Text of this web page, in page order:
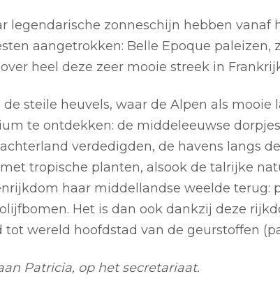
legendarische zonneschijn hebben vanaf
aangetrokken: Belle Epoque paleizen,
heel deze zeer mooie streek in
steile heuvels, waar de Alpen als mooie
te ontdekken: de middeleeuwse
verdedigden, de havens langs
tropische planten, alsook de talrijke
haar middellandse weelde terug:
Het is dan ook dankzij deze
tot wereld hoofdstad van de geurstoffen
Patricia, op het secretariaat.